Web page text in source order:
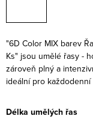
"6D Color MIX barev
Ks" jsou umělé řasy -
zároveň plný a
ideální pro
Délka umělých řas